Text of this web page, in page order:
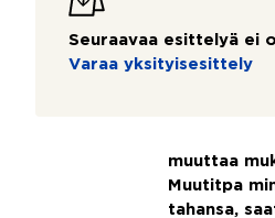
Seuraavaa esittelyä ei
Varaa yksityisesittely
muuttaa
Muutitpa
tahansa,